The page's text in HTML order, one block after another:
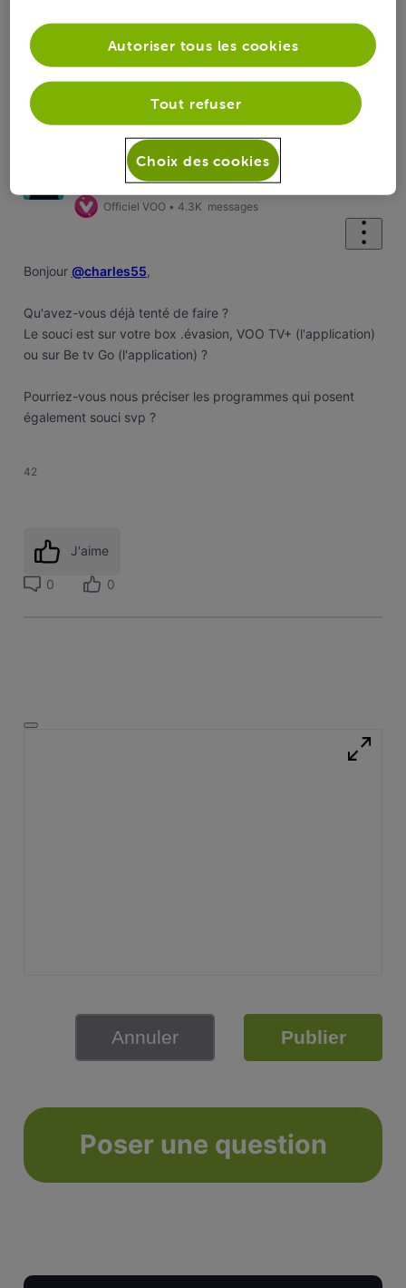
Oldest First
Oldest
Officiel VOO • 4.3K messages
Bonjour @charles55,
Qu'avez-vous déjà tenté de faire ?
Le souci est sur votre box .évasion, VOO TV+ (l'application)
ou sur Be tv Go (l'application) ?
Pourriez-vous nous préciser les programmes qui posent
également souci svp ?
42
J'aime
0 0
Annuler Publier
Poser une question
Tout refuser
Autoriser tous les cookies
Choix des cookies